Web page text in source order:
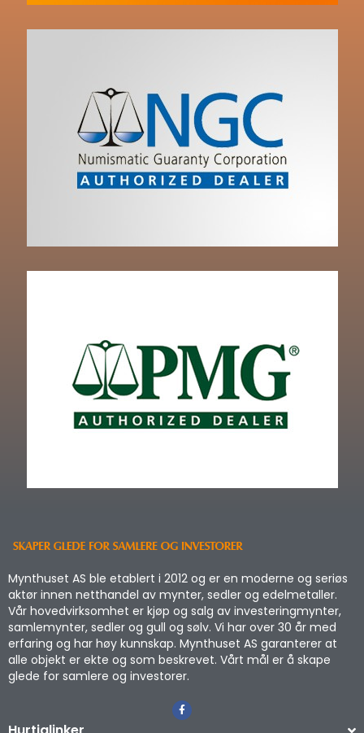
Mynthuset AS ble etablert i 2012 og er en moderne og seriøs
aktør innen netthandel av mynter, sedler og edelmetaller.
Vår hovedvirksomhet er kjøp og salg av investeringmynter,
samlemynter, sedler og gull og sølv. Vi har over 30 år med
erfaring og har høy kunnskap. Mynthuset AS garanterer at
alle objekt er ekte og som beskrevet. Vårt mål er å skape
glede for samlere og investorer.